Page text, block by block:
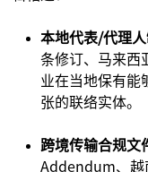
本地代表/代理人
条修订、马来西
业在当地保有能
张的联络实体。
跨境传输合规文
Addendum、越